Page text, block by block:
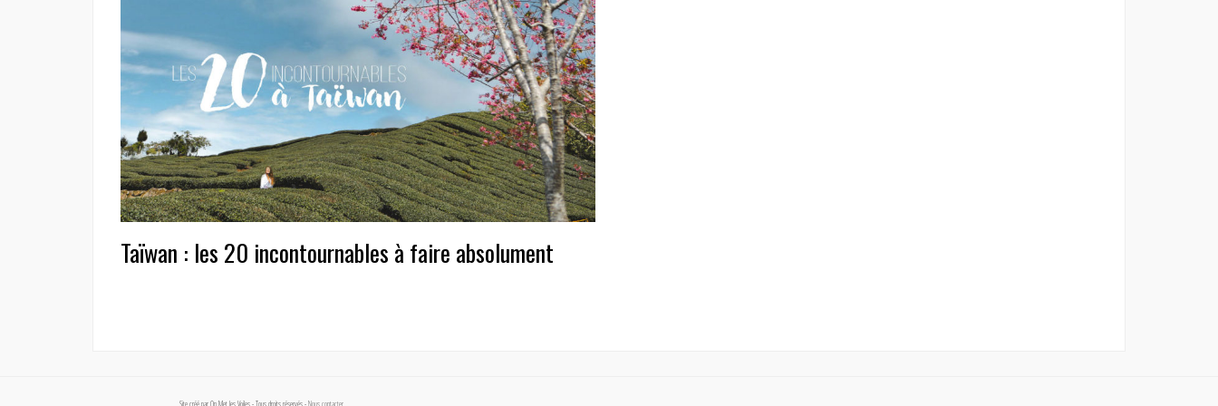
Taïwan : les 20 incontournables à faire absolument